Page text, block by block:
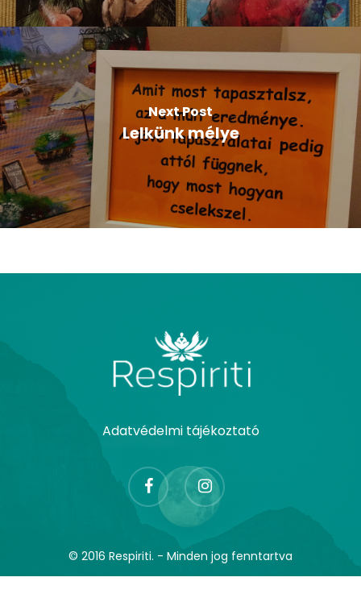
Next Post
Lelkünk mélye
Adatvédelmi tájékoztató
facebook instagram
© 2016 Respiriti. - Minden jog fenntartva